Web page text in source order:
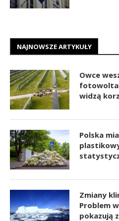
NAJNOWSZE ARTYKUŁY
Owce
widzą
Polska
Zmiany
Problem
pokazują